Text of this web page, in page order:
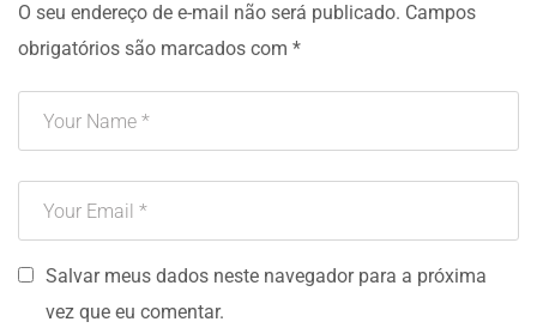
O seu endereço de e-mail não será publicado. Campos
obrigatórios são marcados com *
Salvar meus dados neste navegador para a próxima
vez que eu comentar.